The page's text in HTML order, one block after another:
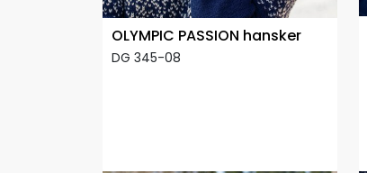
OLYMPIC PASSION hansker
DG 345-08